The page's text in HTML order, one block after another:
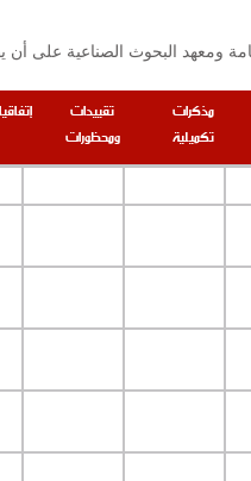
مذكرات
تكميلية
تقييدات
ومحظورات